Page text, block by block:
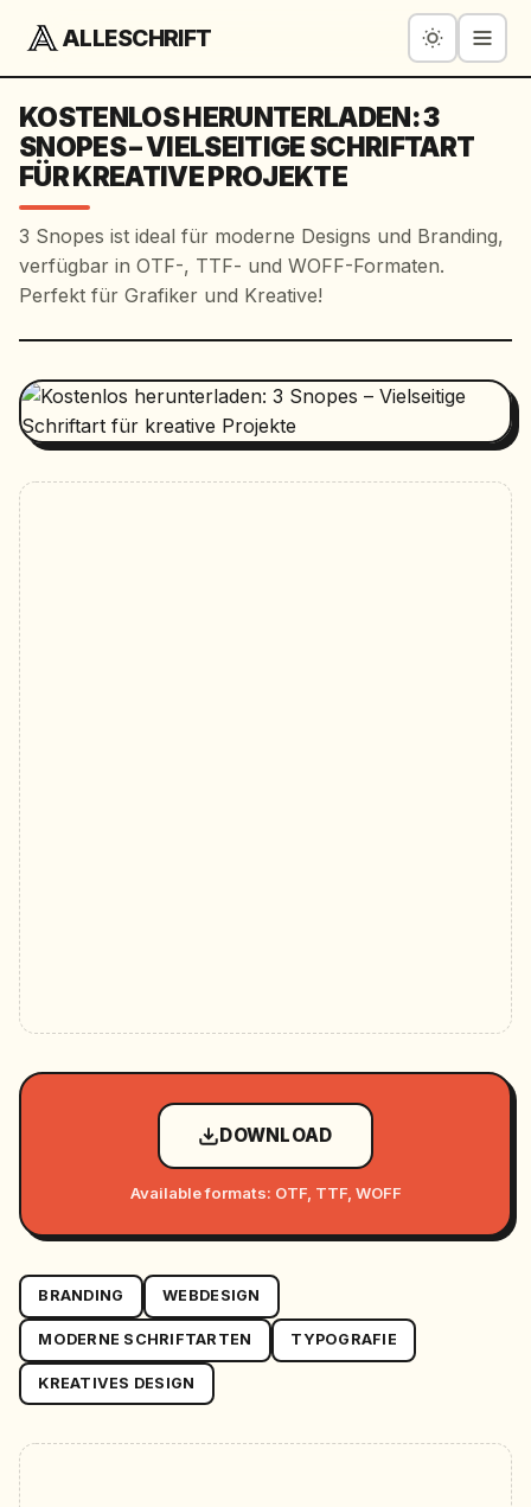
ALLESCHRIFT
KOSTENLOS HERUNTERLADEN: 3
SNOPES – VIELSEITIGE SCHRIFTART
FÜR KREATIVE PROJEKTE
3 Snopes ist ideal für moderne Designs und Branding,
verfügbar in OTF-, TTF- und WOFF-Formaten.
Perfekt für Grafiker und Kreative!
DOWNLOAD
Available formats: OTF, TTF, WOFF
BRANDING WEBDESIGN
MODERNE SCHRIFTARTEN TYPOGRAFIE
KREATIVES DESIGN